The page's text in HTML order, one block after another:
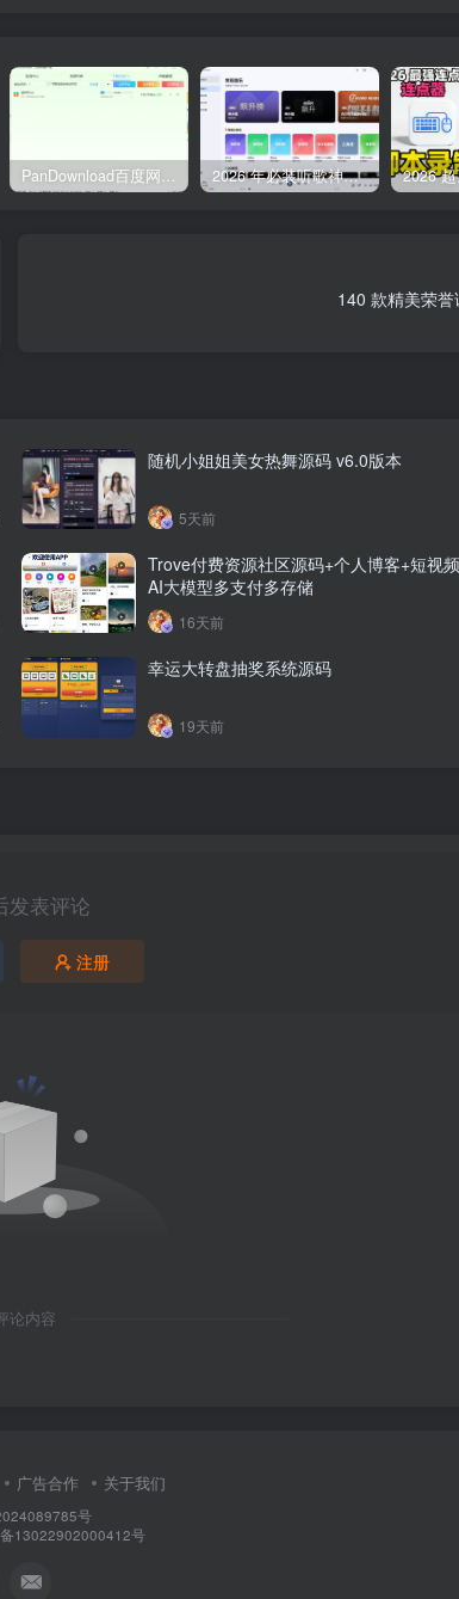
PanDownload百度网盘不限速V5稳定版 2026 年必装听歌神器，免费听遍全网无损音质歌单
140 款精美荣
随机小姐姐美女热舞源码 v6.0版本
5天前
Trove付费资源社区源码+个人博客+短视
AI大模型多支付多存储
16天前
幸运大转盘抽奖系统源码
19天前
发表评论
注册
论内容
广告合作 关于我们
号
13022902000412号